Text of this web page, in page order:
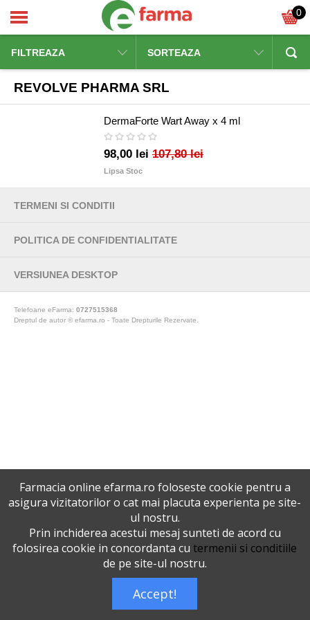
0
FILTREAZA SORTEAZA
REVOLVE PHARMA SRL
DermaForte Wart Away x 4 ml
98,00 lei 107,80 lei
Lipsa Stoc
TERMENI SI CONDITII
POLITICA DE CONFIDENTIALITATE
VERSIUNEA DESKTOP
Telefoane eFarma: 0727515368
Dreptul de autor © efarma.ro - Toate Drepturile Rezervate.
Farmacia online efarma.ro foloseste cookie pentru a
asigura vizitatorilor o cat mai placuta experienta pe site-
ul nostru.
Prin inchiderea acestui mesaj sunteti de acord cu
folosirea cookie in concordanta cu termenii si conditiile
de pe site-ul nostru.
Accept!